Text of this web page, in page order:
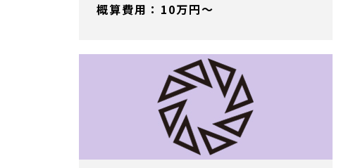
概算費用：10万円～